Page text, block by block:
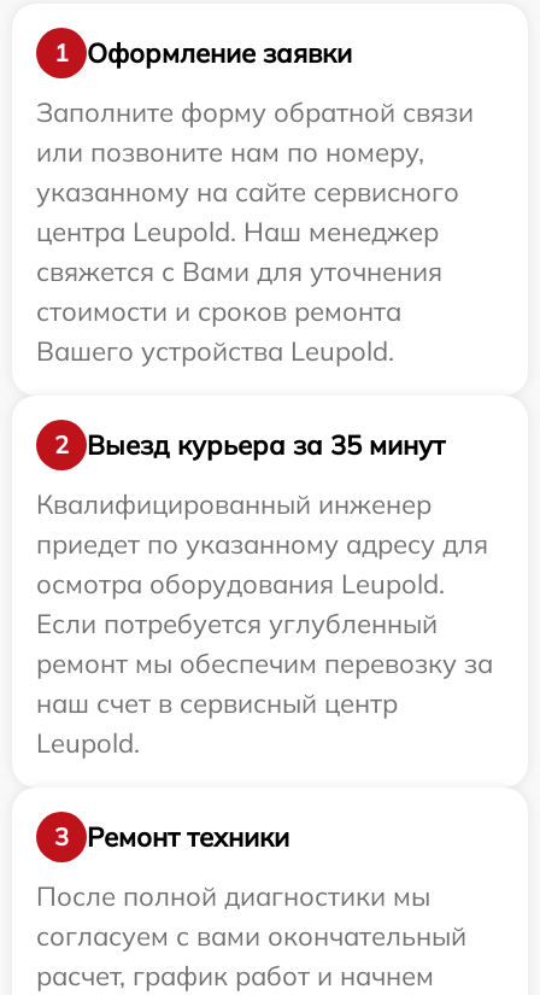
1
Оформление заявки
Заполните форму обратной связи
или позвоните нам по номеру,
указанному на сайте сервисного
центра Leupold. Наш менеджер
свяжется с Вами для уточнения
стоимости и сроков ремонта
Вашего устройства Leupold.
2
Выезд курьера за 35 минут
Квалифицированный инженер
приедет по указанному адресу для
осмотра оборудования Leupold.
Если потребуется углубленный
ремонт мы обеспечим перевозку за
наш счет в сервисный центр
Leupold.
3
Ремонт техники
После полной диагностики мы
согласуем с вами окончательный
расчет, график работ и начнем